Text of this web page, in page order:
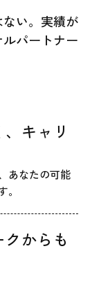
い。実績が
パートナー
キャリ
あなたの可能
からも